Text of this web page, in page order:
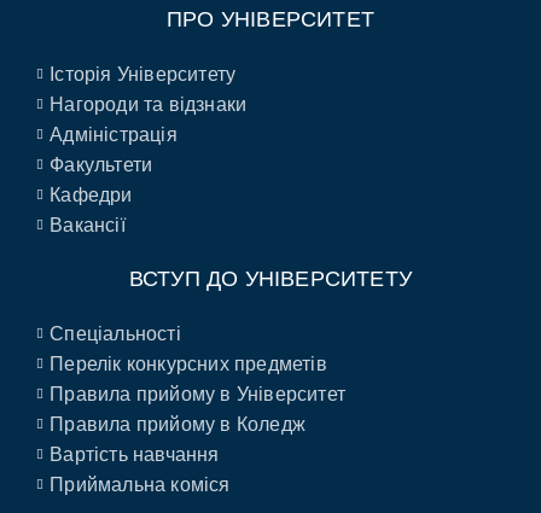
ПРО УНІВЕРСИТЕТ
Історія Університету
Нагороди та відзнаки
Адміністрація
Факультети
Кафедри
Вакансії
ВСТУП ДО УНІВЕРСИТЕТУ
Спеціальності
Перелік конкурсних предметів
Правила прийому в Університет
Правила прийому в Коледж
Вартість навчання
Приймальна коміся